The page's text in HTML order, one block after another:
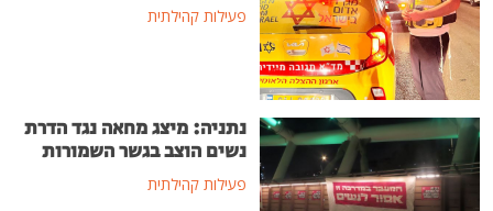
פעילות קהילתית
נתניה: מיצג מחאה נגד הדרת
נשים הוצב בגשר השמורות
פעילות קהילתית